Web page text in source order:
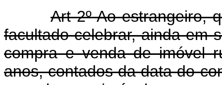
Art 2º Ao estrangeiro,
facultado celebrar, ainda em
compra e venda de imóvel
anos, contados da data do